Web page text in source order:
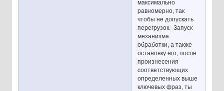
максимально
равномерно, так
чтобы не допускать
перегрузок. Запуск
механизма
обработки, а также
остановку его, после
произнесения
соответствующих
определенных выше
ключевых фраз, ты